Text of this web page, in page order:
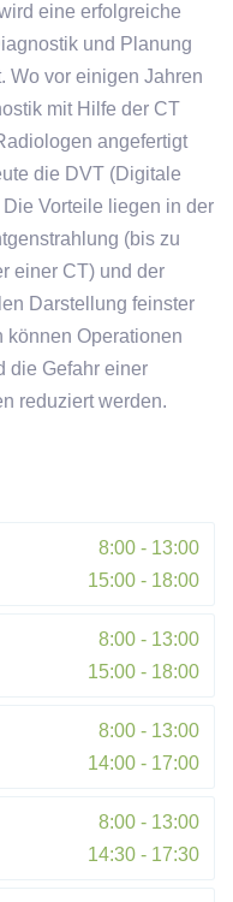
eine erfolgreiche
und Planung
Wo vor einigen Jahren
mit Hilfe der CT
angefertigt
die DVT (Digitale
Vorteile liegen in der
(bis zu
einer CT) und der
Darstellung feinster
können Operationen
die Gefahr einer
reduziert werden.
8:00 - 13:00
15:00 - 18:00
8:00 - 13:00
15:00 - 18:00
8:00 - 13:00
14:00 - 17:00
8:00 - 13:00
14:30 - 17:30